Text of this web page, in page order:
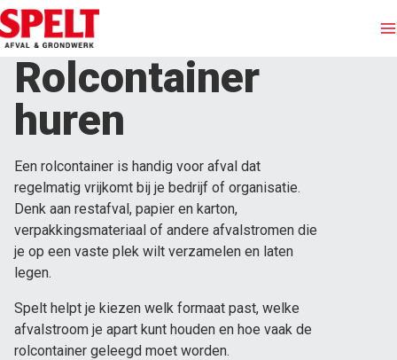
Afvalinzameling
Afvalstromen
Branches
Over Spelt
Rolcontainer
huren
Een rolcontainer is handig voor afval dat
regelmatig vrijkomt bij je bedrijf of organisatie.
Denk aan restafval, papier en karton,
verpakkingsmateriaal of andere afvalstromen die
je op een vaste plek wilt verzamelen en laten
legen.
Spelt helpt je kiezen welk formaat past, welke
afvalstroom je apart kunt houden en hoe vaak de
rolcontainer geleegd moet worden.